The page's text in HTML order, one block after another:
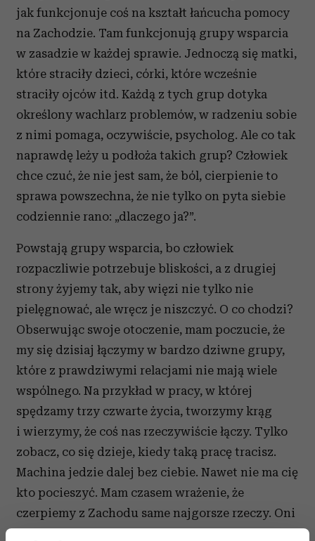
jak funkcjonuje coś na kształt łańcucha pomocy
na Zachodzie. Tam funkcjonują grupy wsparcia
w zasadzie w każdej sprawie. Jednoczą się matki,
które straciły dzieci, córki, które wcześnie
straciły ojców itd. Każdą z tych grup dotyka
określony wachlarz problemów, w radzeniu sobie
z nimi pomaga, oczywiście, psycholog. Ale co tak
naprawdę leży u podłoża takich grup? Człowiek
chce czuć, że nie jest sam, że ból, cierpienie to
sprawa powszechna, że nie tylko on pyta siebie
codziennie rano: „dlaczego ja?”.
Powstają grupy wsparcia, bo człowiek
rozpaczliwie potrzebuje bliskości, a z drugiej
strony żyjemy tak, aby więzi nie tylko nie
pielęgnować, ale wręcz je niszczyć. O co chodzi?
Obserwując swoje otoczenie, mam poczucie, że
my się dzisiaj łączymy w bardzo dziwne grupy,
które z prawdziwymi relacjami nie mają wiele
wspólnego. Na przykład w pracy, w której
spędzamy trzy czwarte życia, tworzymy krąg
i wierzymy, że coś nas rzeczywiście łączy. Tylko
zobacz, co się dzieje, kiedy taką pracę tracisz.
Machina jedzie dalej bez ciebie. Nawet nie ma cię
kto pocieszyć. Mam czasem wrażenie, że
czerpiemy z Zachodu same najgorsze rzeczy. Oni